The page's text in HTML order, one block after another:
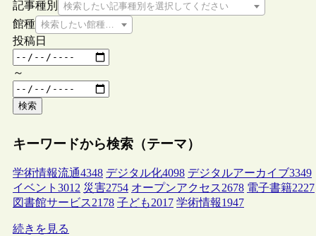
記事種別
検索したい記事種別を選択してください
館種 検索したい館種を選択してください
投稿日
～
検索
キーワードから検索（テーマ）
学術情報流通4348 デジタル化4098 デジタルアーカイブ3349
イベント 3012 災害2754 オープンアクセス2678 電子書籍2227
図書館サービス2178 子ども2017 学術情報1947
続きを見る